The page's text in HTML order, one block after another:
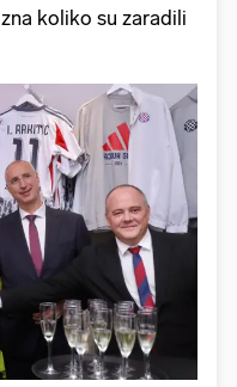
koliko su zaradili